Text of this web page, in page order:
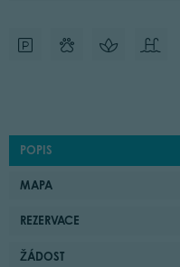
POPIS
MAPA
REZERVACE
ŽÁDOST